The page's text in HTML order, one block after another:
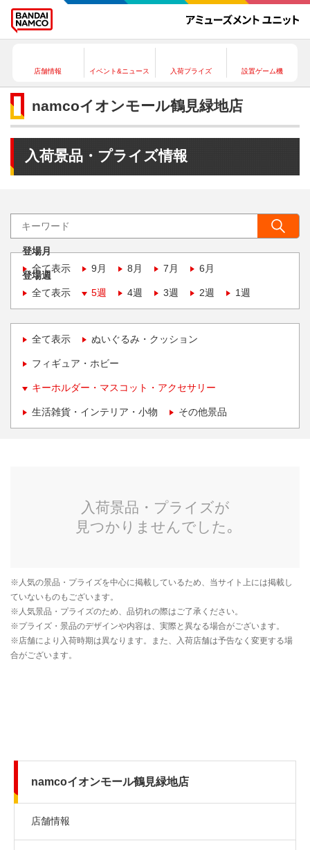
店舗情報 イベント&ニュース 入荷プライズ 設置ゲーム機
namcoイオンモール鶴見緑地店
入荷景品・プライズ情報
登場月
全て表示
9月 8月 7月 6月
登場週
全て表示
5週 4週 3週 2週 1週
全て表示 ぬいぐるみ・クッション
フィギュア・ホビー
キーホルダー・マスコット・アクセサリー
生活雑貨・インテリア・小物 その他景品
namcoイオンモール鶴見緑地店
店舗情報